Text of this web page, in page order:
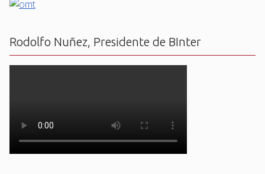
Rodolfo Nuñez, Presidente de BInter